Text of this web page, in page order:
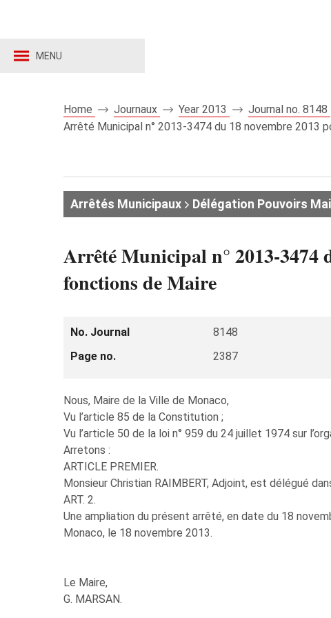
MENU
Home Journaux Year 2013
Journal no. 8148
Arrêté Municipal n° 2013-3474 du 18 novembre 2013
Arrêtés Municipaux Délégation Pouvoirs
Arrêté Municipal n° 2013-3474
fonctions de Maire
No. Journal 8148
Page no.
2387
Nous, Maire de la Ville de Monaco,
Vu l’article 85 de la Constitution ;
Vu l’article 50 de la loi n° 959 du 24 juillet 1974 sur
Arretons :
ARTICLE PREMIER.
Monsieur Christian RAIMBERT, Adjoint, est délégué
ART. 2.
Une ampliation du présent arrêté, en date du 18
Monaco, le 18 novembre 2013.
Le Maire,
G. MARSAN.